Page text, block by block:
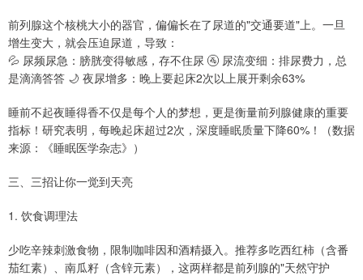
前列腺这个核桃大小的器官，偏偏长在了尿道的"交通要道"上。一旦
增生变大，就会压迫尿道，导致：
💦 尿频尿急：膀胱变得敏感，存不住尿 🚰 尿流变细：排尿费力，总
是滴滴答答 🌙 夜尿增多：晚上要起床2次以上展开剩余63%
睡前不起夜睡得香不仅是每个人的梦想，更是衡量前列腺健康的重要
指标！研究表明，每晚起床超过2次，深度睡眠质量下降60%！（数据
来源：《睡眠医学杂志》）
三、三招让你一觉到天亮
1. 饮食调理法
少吃辛辣刺激食物，限制咖啡因和酒精摄入。推荐多吃西红柿（含番
茄红素）、南瓜籽（含锌元素），这两样都是前列腺的"天然守护